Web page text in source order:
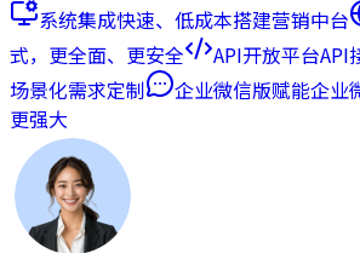
系统集成快速、低成本搭建营销中台
式，更全面、更安全
API开放平台API
场景化需求定制
企业微信版赋能企业
更强大